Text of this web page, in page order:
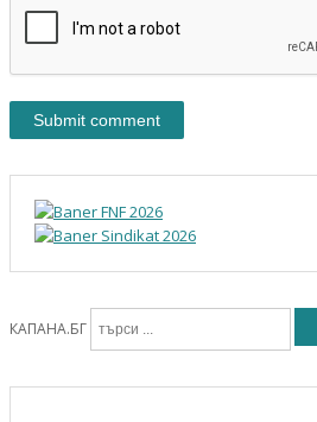
КАПАНА.БГ